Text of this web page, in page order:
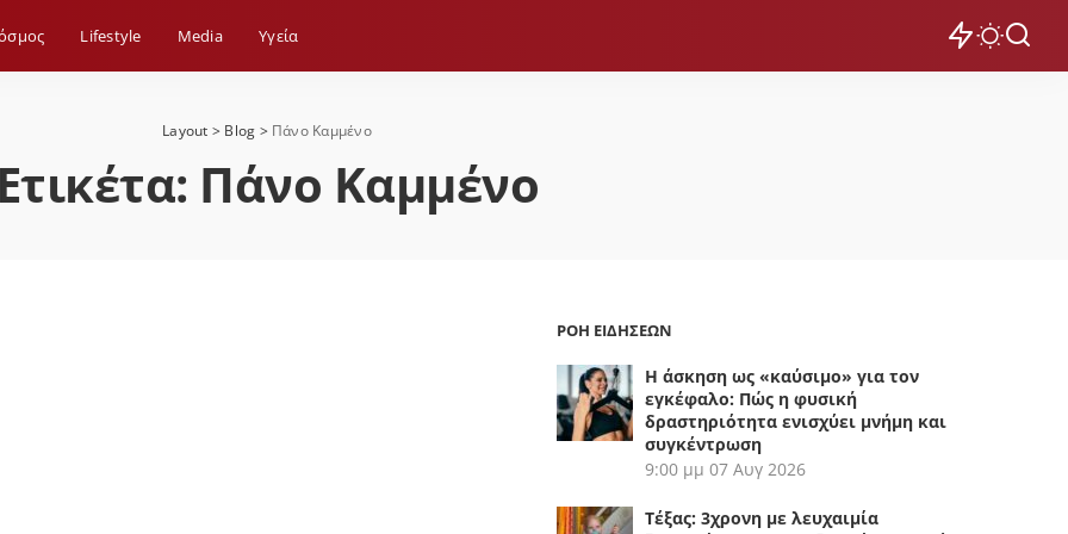
Lifestyle Media Yγεία
Layout > Blog > Πάνο Καμμένο
Ετικέτα: Πάνο Καμμένο
ΡΟΗ ΕΙΔΗΣΕΩΝ
Η άσκηση ως «καύσιμο» για τον
εγκέφαλο: Πώς η φυσική
δραστηριότητα ενισχύει μνήμη και
συγκέντρωση
9:00 μμ 07 Αυγ 2026
Τέξας: 3χρονη με λευχαιμία